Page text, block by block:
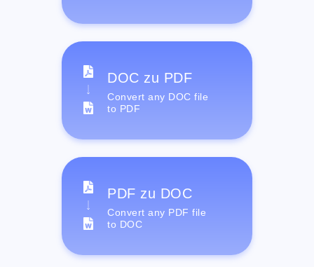
DOC zu PDF
Convert any DOC file
to PDF
PDF zu DOC
Convert any PDF file
to DOC